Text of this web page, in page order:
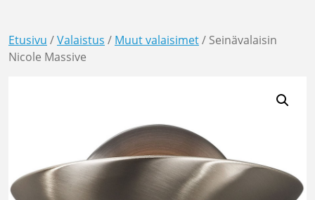
Etusivu /Valaistus / Muut valaisimet/ Seinävalaisin
Nicole Massive